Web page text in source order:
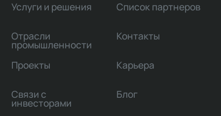
Услуги и решения
Отрасли
промышленности
Проекты
Связи с
инвесторами
Список партнеров
Контакты
Карьера
Блог